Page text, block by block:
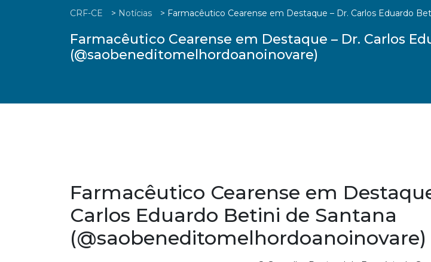
CRF-CE > Notícias > Farmacêutico Cearense em Destaque – Dr. Carlos Eduardo
Farmacêutico Cearense em Destaque – Dr. Carlos
(@saobeneditomelhordoanoinovare)
Farmacêutico Cearense em
Carlos Eduardo Betini de Santana
(@saobeneditomelhordoanoinovare)